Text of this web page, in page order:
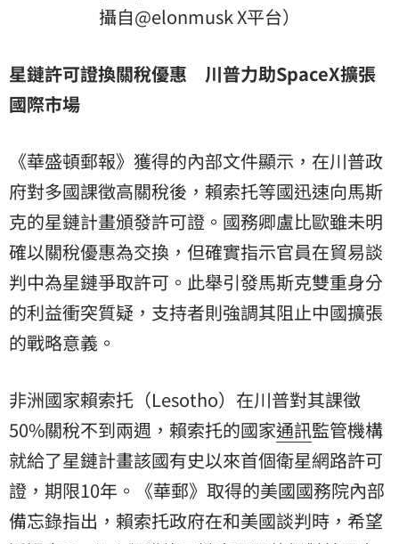
攝自@elonmusk X平台）
星鏈許可證換關稅優惠 川普力助SpaceX擴張
國際市場
《華盛頓郵報》獲得的內部文件顯示，在川普政
府對多國課徵高關稅後，賴索托等國迅速向馬斯
克的星鏈計畫頒發許可證。國務卿盧比歐雖未明
確以關稅優惠為交換，但確實指示官員在貿易談
判中為星鏈爭取許可。此舉引發馬斯克雙重身分
的利益衝突質疑，支持者則強調其阻止中國擴張
的戰略意義。
非洲國家賴索托（Lesotho）在川普對其課徵
50%關稅不到兩週，賴索托的國家通訊監管機構
就給了星鏈計畫該國有史以來首個衛星網路許可
證，期限10年。《華郵》取得的美國國務院內部
備忘錄指出，賴索托政府在和美國談判時，希望